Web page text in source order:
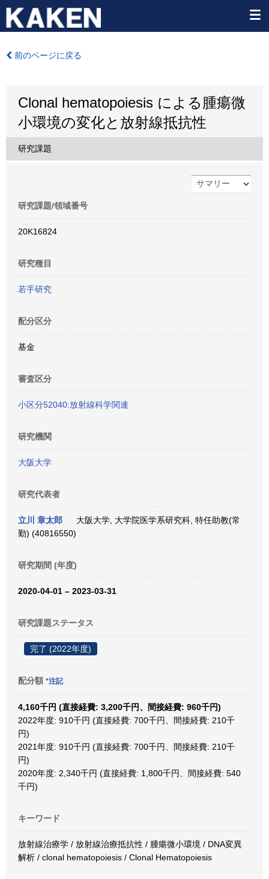
前のページに戻る
Clonal hematopoiesis による腫瘍微
小環境の変化と放射線抵抗性
研究課題
研究課題/領域番号
20K16824
研究種目
若手研究
配分区分
基金
審査区分
小区分52040:放射線科学関連
研究機関
大阪大学
研究代表者
立川 章太郎
大阪大学, 大学院医学系研究科, 特任助教(常
勤) (40816550)
研究期間 (年度)
2020-04-01 – 2023-03-31
研究課題ステータス
完了 (2022年度)
配分額 *注記
4,160千円 (直接経費: 3,200千円、間接経費: 960千円)
2022年度: 910千円 (直接経費: 700千円、間接経費: 210千
円)
2021年度: 910千円 (直接経費: 700千円、間接経費: 210千
円)
2020年度: 2,340千円 (直接経費: 1,800千円、間接経費: 540
千円)
キーワード
放射線治療学 / 放射線治療抵抗性 / 腫瘍微小環境 / DNA変異
解析 / clonal hematopoiesis / Clonal Hematopoiesis